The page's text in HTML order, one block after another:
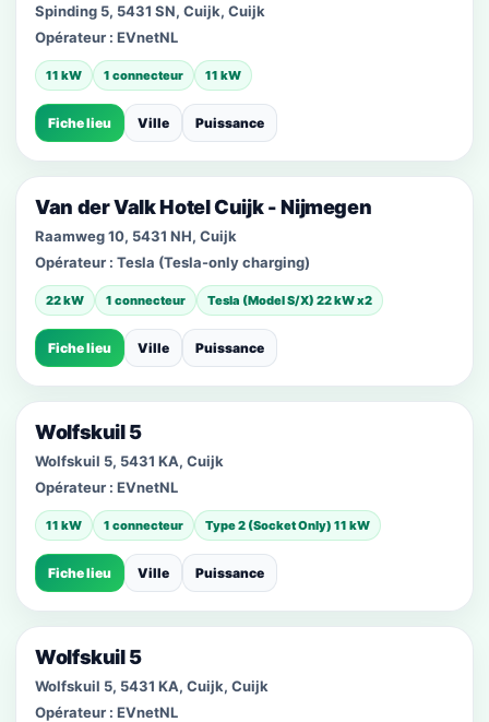
Spinding 5, 5431 SN, Cuijk, Cuijk
Opérateur : EVnetNL
11 kW 1 connecteur 11 kW
Fiche lieu Ville Puissance
Van der Valk Hotel Cuijk - Nijmegen
Raamweg 10, 5431 NH, Cuijk
Opérateur : Tesla (Tesla-only charging)
22 kW 1 connecteur Tesla (Model S/X) 22 kW x2
Fiche lieu Ville Puissance
Wolfskuil 5
Wolfskuil 5, 5431 KA, Cuijk
Opérateur : EVnetNL
11 kW 1 connecteur Type 2 (Socket Only) 11 kW
Fiche lieu Ville Puissance
Wolfskuil 5
Wolfskuil 5, 5431 KA, Cuijk, Cuijk
Opérateur : EVnetNL